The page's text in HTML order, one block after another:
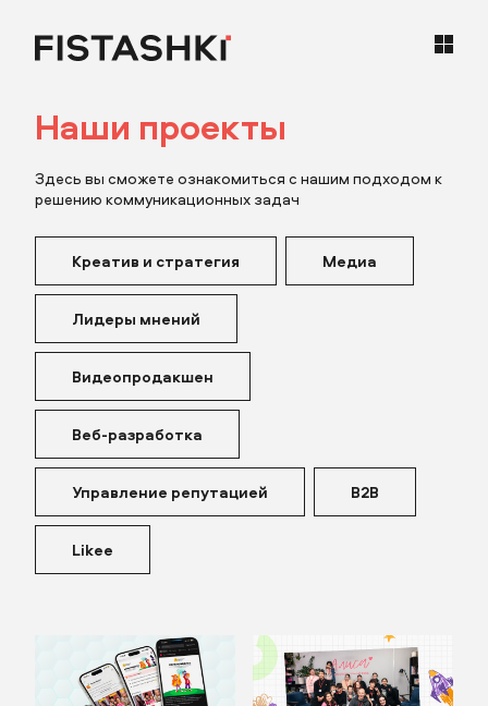
кейсы
статьи
карьера
контакты
Наши проекты
Здесь вы сможете ознакомиться с нашим подходом к
решению коммуникационных задач
Креатив и стратегия Медиа
Лидеры мнений
Видеопродакшен
Веб-разработка
Управление репутацией B2B
Likee